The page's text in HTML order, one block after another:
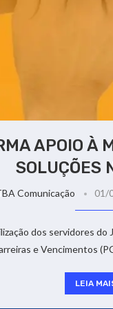
APOIO À
SOLUÇÕES
Comunicação 01/
dos servidores
e Vencimentos
LEIA